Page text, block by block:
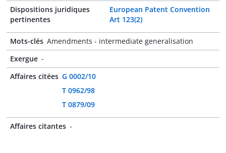
Dispositions juridiques
pertinentes
European Patent Convention
Art 123(2)
Mots-clés Amendments - intermediate generalisation
Exergue -
Affaires citées G 0002/10
T 0962/98
T 0879/09
Affaires citantes -